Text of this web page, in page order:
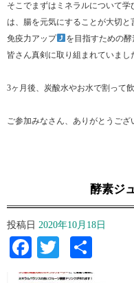
そこでまずはミネラルについて
は、腸を元気にすることが大切と
免疫力アップ
を目指すための酵
皆さん真剣に取り組まれていまし
3ヶ月後、炭酸水やお水で割って
ご参加みなさん、ありがとうござ
酵素ジ
投稿日 2020年10月18日
Facebook
Twitter
有